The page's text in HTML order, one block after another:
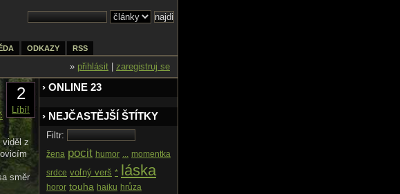
ODKAZY RSS
» přihlásit zaregistruj se
2
Líbí!
viděl z
směr
› ONLINE 23
› NEJČASTĚJŠÍ ŠTÍTKY
Filtr:
žena pocit humor ... momentka
srdce voľný verš * láska
horor touha haiku hrůza